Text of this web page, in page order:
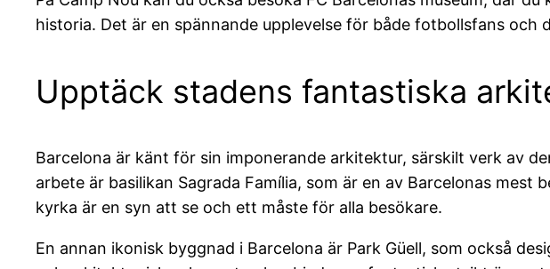
historia. Det är en spännande upplevelse för både fotbollsfans
Upptäck stadens fantastiska
Barcelona är känt för sin imponerande arkitektur, särskilt verk av
arbete är basilikan Sagrada Família, som är en av Barcelonas
kyrka är en syn att se och ett måste för alla besökare.
En annan ikonisk byggnad i Barcelona är Park Güell, som också